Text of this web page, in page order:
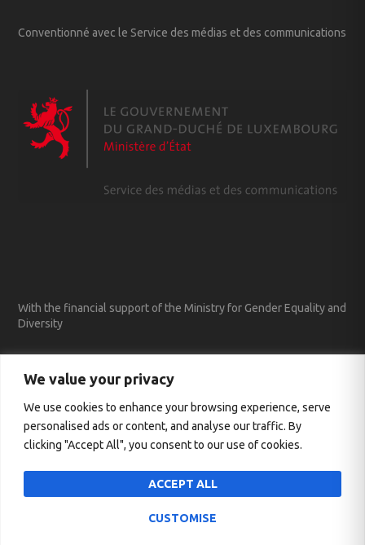
We value your privacy
We use cookies to enhance your browsing experience, serve
personalised ads or content, and analyse our traffic. By
clicking "Accept All", you consent to our use of cookies.
CUSTOMISE
ACCEPT ALL
Conventionné avec le Service des médias et des communications
With the financial support of the Ministry for Gender Equality and
Diversity